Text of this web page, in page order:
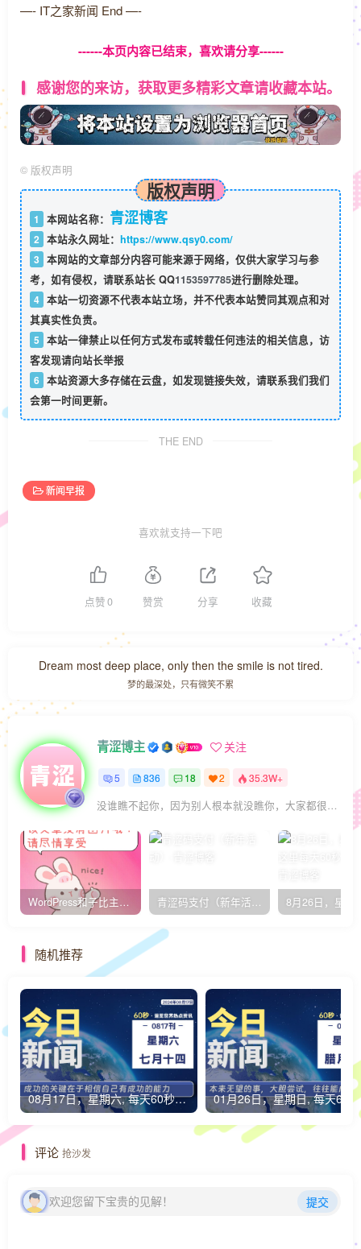
—- IT之家新闻 End —-
------本页内容已结束，喜欢请分享------
感谢您的来访，获取更多精彩文章请收藏本站。
© 版权声明
版权声明
1 本网站名称： 青涩博客
2 本站永久网址： https://www.qsy0.com/
3 本网站的文章部分内容可能来源于网络，仅供大家学习与参
考，如有侵权，请联系站长 QQ1153597785进行删除处理。
4 本站一切资源不代表本站立场，并不代表本站赞同其观点和对
其真实性负责。
5 本站一律禁止以任何方式发布或转载任何违法的相关信息，访
客发现请向站长举报
6 本站资源大多存储在云盘，如发现链接失效，请联系我们我们
会第一时间更新。
THE END
新闻早报
喜欢就支持一下吧
点赞0 赞赏 分享 收藏
Dream most deep place, only then the smile is not tired.
梦的最深处，只有微笑不累
青涩博主 关注
5 836 18 2 35.3W+
没谁瞧不起你，因为别人根本就没瞧你，大家都很忙的
WordPress和子比主题模板&网站美化方法教程-已更新到:23-01-8 青涩码支付（新年活动）
随机推荐
08月17日，星期六, 每天60秒读懂全世界！ 01
评论 抢沙发
欢迎您留下宝贵的见解！ 提交